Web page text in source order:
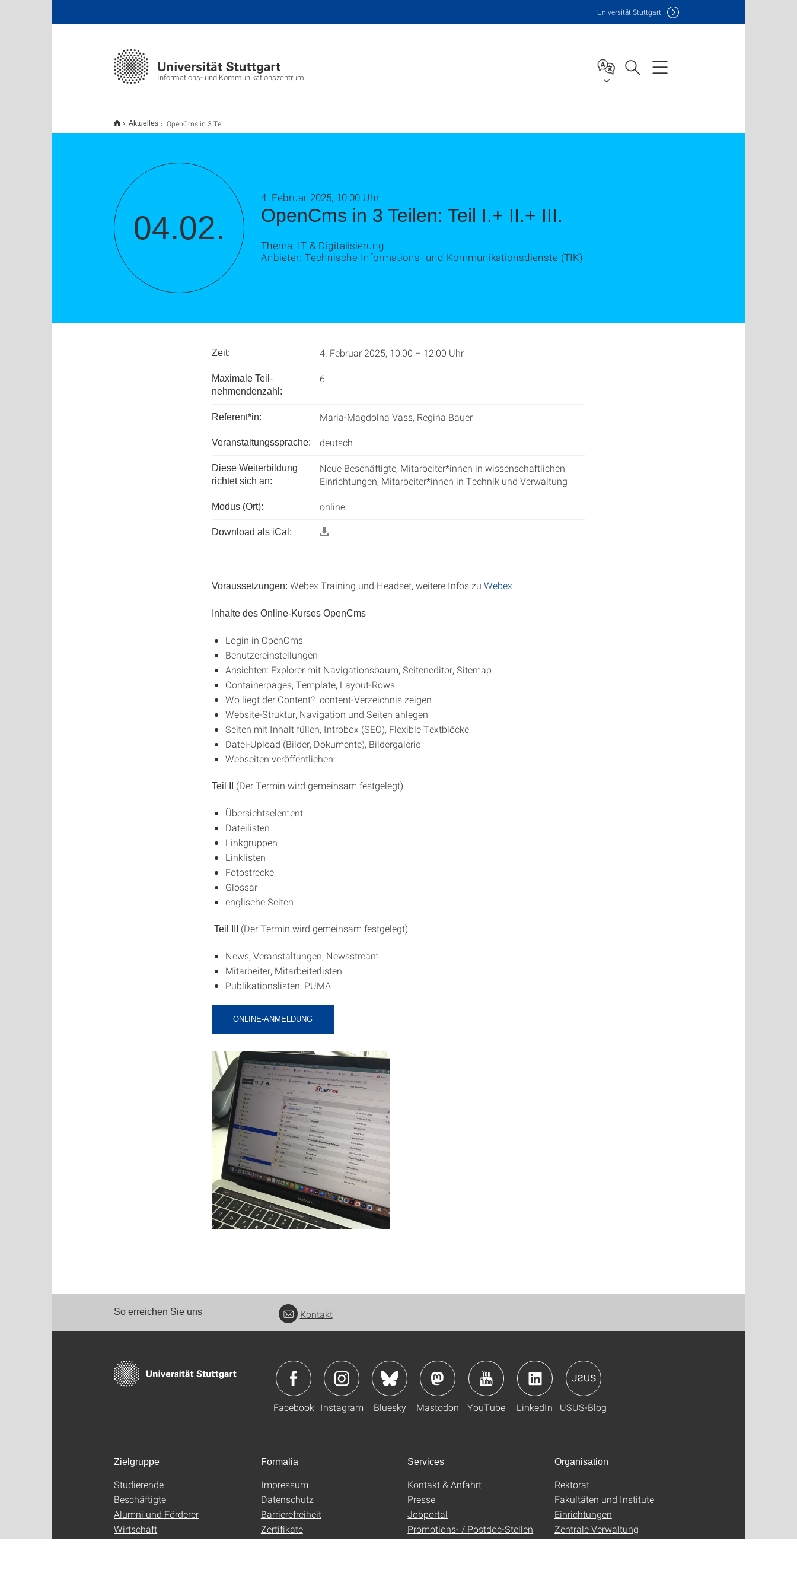
Informations- und Kommunikationszentrum
Universität Stuttgart
Aktuelles OpenCms in 3 Teilen: Teil I.+ II.+ III.
04.02. OpenCms in 3 Teilen: Teil I.+ II.+ III.
4. Februar 2025, 10:00 Uhr
Thema: IT & Digitalisierung
Anbieter: Technische Informations- und Kommunikationsdienste (TIK)
Zeit: 4. Februar 2025, 10:00 – 12:00 Uhr
Maximale Teil­
nehmenden­zahl:
6
Referent*in: Maria-Magdolna Vass, Regina Bauer
Veranstaltungssprache: deutsch
Diese Weiterbildung
richtet sich an:
Neue Beschäftigte, Mitarbeiter*innen in wissenschaftlichen
Einrichtungen, Mitarbeiter*innen in Technik und Verwaltung
Modus (Ort): online
Download als iCal:
Voraussetzungen: Webex Training und Headset, weitere Infos zu Webex
Inhalte des Online-Kurses OpenCms
Login in OpenCms
Benutzereinstellungen
Ansichten: Explorer mit Navigationsbaum, Seiteneditor, Sitemap
Containerpages, Template, Layout-Rows
Wo liegt der Content? .content-Verzeichnis zeigen
Website-Struktur, Navigation und Seiten anlegen
Seiten mit Inhalt füllen, Introbox (SEO), Flexible Textblöcke
Datei-Upload (Bilder, Dokumente), Bildergalerie
Webseiten veröffentlichen
Teil II (Der Termin wird gemeinsam festgelegt)
Übersichtselement
Dateilisten
Linkgruppen
Linklisten
Fotostrecke
Glossar
englische Seiten
Teil III (Der Termin wird gemeinsam festgelegt)
News, Veranstaltungen, Newsstream
Mitarbeiter, Mitarbeiterlisten
Publikationslisten, PUMA
ONLINE-ANMELDUNG
So erreichen Sie uns Kontakt
Facebook Instagram Bluesky Mastodon YouTube LinkedIn USUS-Blog
Zielgruppe
Studierende
Beschäftigte
Alumni und Förderer
Wirtschaft
Formalia
Impressum
Datenschutz
Barrierefreiheit
Zertifikate
Services
Kontakt & Anfahrt
Presse
Jobportal
Promotions- / Postdoc-Stellen
Organisation
Rektorat
Fakultäten und Institute
Einrichtungen
Zentrale Verwaltung